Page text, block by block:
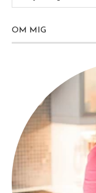
OM MIG